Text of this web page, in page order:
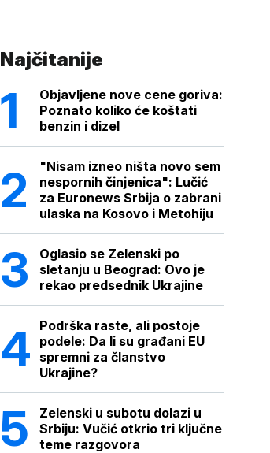
Najčitanije
Objavljene nove cene goriva:
Poznato koliko će koštati
benzin i dizel
"Nisam izneo ništa novo sem
nespornih činjenica": Lučić
za Euronews Srbija o zabrani
ulaska na Kosovo i Metohiju
Oglasio se Zelenski po
sletanju u Beograd: Ovo je
rekao predsednik Ukrajine
Podrška raste, ali postoje
podele: Da li su građani EU
spremni za članstvo
Ukrajine?
Zelenski u subotu dolazi u
Srbiju: Vučić otkrio tri ključne
teme razgovora